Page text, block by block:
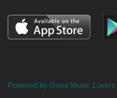
Powered by Good Music Lovers